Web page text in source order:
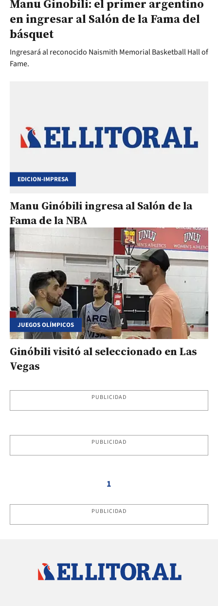
Manu Ginobili: el primer argentino
en ingresar al Salón de la Fama del
básquet
Ingresará al reconocido Naismith Memorial Basketball Hall of
Fame.
EDICION-IMPRESA
Manu Ginóbili ingresa al Salón de la
Fama de la NBA
JUEGOS OLÍMPICOS
Ginóbili visitó al seleccionado en Las
Vegas
PUBLICIDAD
PUBLICIDAD
1
PUBLICIDAD